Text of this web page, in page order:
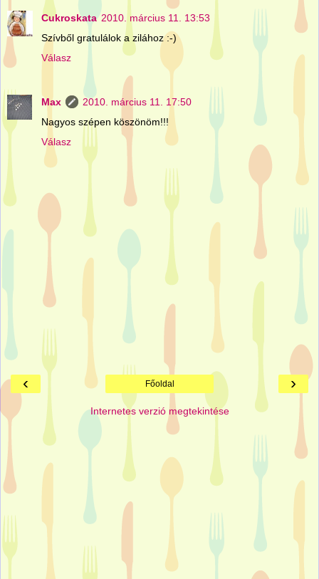
Cukroskata 2010. március 11. 13:53
Szívből gratulálok a zilához :-)
Válasz
Max
2010. március 11. 17:50
Nagyos szépen köszönöm!!!
Válasz
‹ ›
Főoldal
Internetes verzió megtekintése